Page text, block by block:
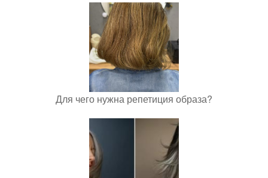
Для чего нужна репетиция образа?